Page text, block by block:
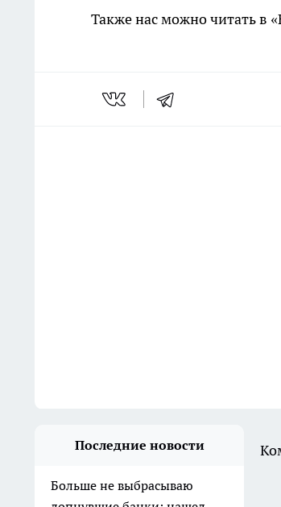
Также нас можно читать в
Последние новости
Больше не выбрасываю